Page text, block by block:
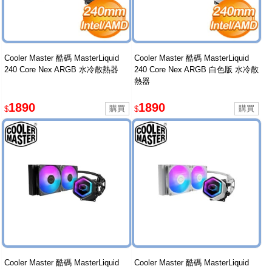
Cooler Master 酷碼 MasterLiquid
240 Core Nex ARGB 水冷散熱器
$1890
Cooler Master 酷碼 MasterLiquid
240 Core Nex ARGB 白色版 水冷散
熱器
$1890
Cooler Master 酷碼 MasterLiquid
Cooler Master 酷碼 MasterLiquid